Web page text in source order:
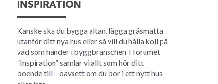
INSPIRATION
Kanske ska du bygga altan, lägga gräsmatta
utanför ditt nya hus eller så vill du hålla koll på
vad som händer i byggbranschen. I forumet
”Inspiration” samlar vi allt som hör ditt
boende till – oavsett om du bor i ett nytt hus